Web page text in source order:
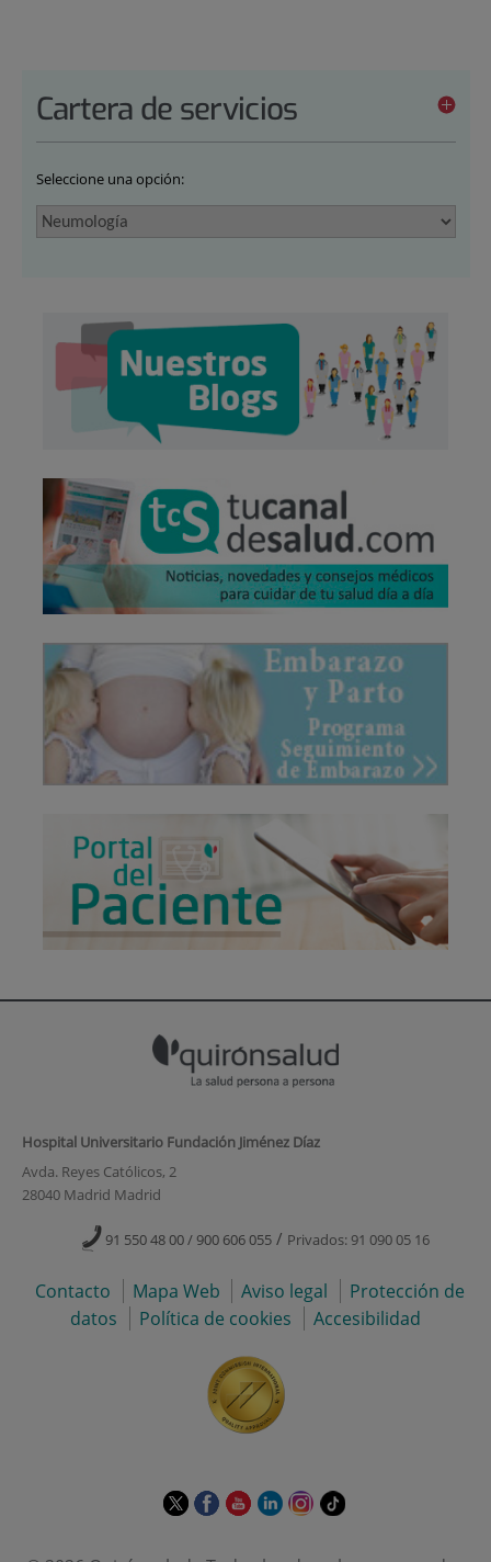
Cartera de servicios
Seleccione una opción:
Hospital Universitario Fundación Jiménez Díaz
Avda. Reyes Católicos, 2
28040 Madrid Madrid
91 550 48 00 / 900 606 055 / Privados: 91 090 05 16
Contacto Mapa Web Aviso legal
Protección de
datos
Política de cookies Accesibilidad
EsteEsteEsteEsteEsteEnlace